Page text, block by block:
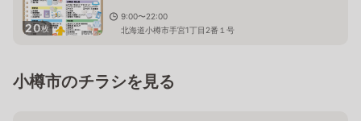
20枚
9:00〜22:00
北海道小樽市手宮1丁目2番１号
小樽市のチラシを見る